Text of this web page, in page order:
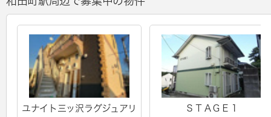
ユナイト三ッ沢ラグジュアリ
ＳＴＡＧＥ１